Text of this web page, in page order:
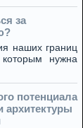
за
наших границ
которым нужна
потенциала
архитектуры